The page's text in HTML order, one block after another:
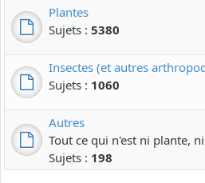
Plantes
Sujets : 5380
Insectes (et autres
Sujets : 1060
Autres
Tout ce qui n'est ni plante,
Sujets : 198